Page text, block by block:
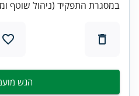
במסגרת התפקיד (ניהול שוטף
הגש